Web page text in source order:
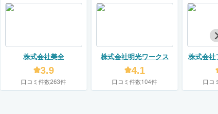
株式会社美全
3.9
口コミ件数263件
株式会社明光ワークス
4.1
口コミ件数104件
株式会社
口コ